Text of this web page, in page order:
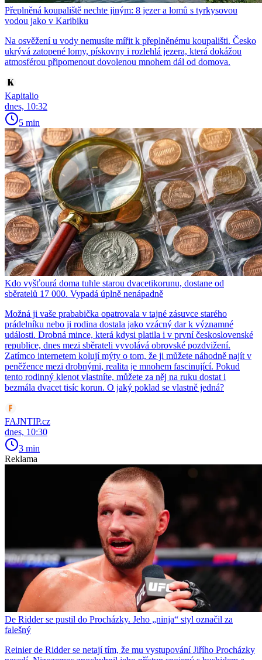
Přeplněná koupaliště nechte jiným: 8 jezer a lomů s tyrkysovou
vodou jako v Karibiku
Na osvěžení u vody nemusíte mířit k přeplněnému koupališti. Česko
ukrývá zatopené lomy, pískovny i rozlehlá jezera, která dokážou
atmosférou připomenout dovolenou mnohem dál od domova.
Kapitalio
dnes, 10:32
5 min
Kdo vyšťourá doma tuhle starou dvacetikorunu, dostane od
sběratelů 17 000. Vypadá úplně nenápadně
Možná ji vaše prababička opatrovala v tajné zásuvce starého
prádelníku nebo ji rodina dostala jako vzácný dar k významné
události. Drobná mince, která kdysi platila i v první československé
republice, dnes mezi sběrateli vyvolává obrovské pozdvižení.
Zatímco internetem kolují mýty o tom, že ji můžete náhodně najít v
peněžence mezi drobnými, realita je mnohem fascinující. Pokud
tento rodinný klenot vlastníte, můžete za něj na ruku dostat i
bezmála dvacet tisíc korun. O jaký poklad se vlastně jedná?
FAJNTIP.cz
dnes, 10:30
3 min
Reklama
De Ridder se pustil do Procházky. Jeho „ninja“ styl označil za
falešný
Reinier de Ridder se netají tím, že mu vystupování Jiřího Procházky